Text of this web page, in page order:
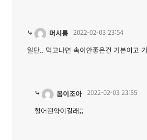
⤷ 머시룸 2022-02-03 23:54
일단.. 먹고나면 속이안좋은건 기본이고
⤷ 봄이조아 2022-02-03 23:55
헐어떤약이길래;;